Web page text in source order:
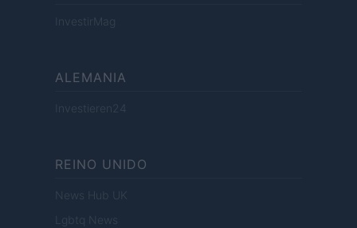
InvestirMag
ALEMANIA
Investieren24
REINO UNIDO
News Hub UK
Lgbtq News